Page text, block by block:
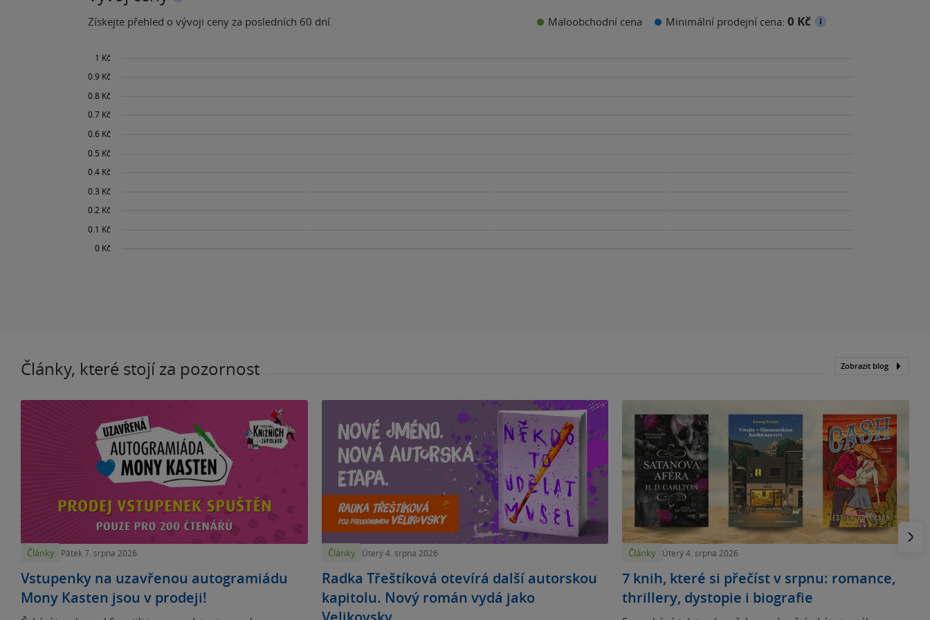
Získejte přehled o vývoji ceny za posledních 60 dní. Maloobchodní cena Minimální prodejní cena: 0 Kč
Články, které stojí za pozornost Zobrazit blog
Články Pátek 7. srpna 2026
Vstupenky na uzavřenou autogramiádu
Mony Kasten jsou v prodeji!
Články Úterý 4. srpna 2026
Radka Třeštíková otevírá další autorskou
kapitolu. Nový román vydá jako
Články Úterý 4. srpna 2026
7 knih, které si přečíst v srpnu: romance,
thrillery, dystopie i biografie